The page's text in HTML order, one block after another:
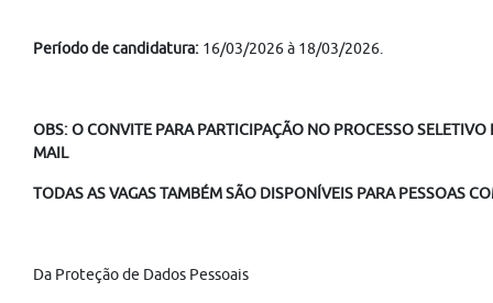
Período de candidatura: 16/03/2026 à 18/03/2026.
OBS: O CONVITE PARA PARTICIPAÇÃO NO PROCESSO SELETIVO
MAIL
TODAS AS VAGAS TAMBÉM SÃO DISPONÍVEIS PARA PESSOAS
Da Proteção de Dados Pessoais